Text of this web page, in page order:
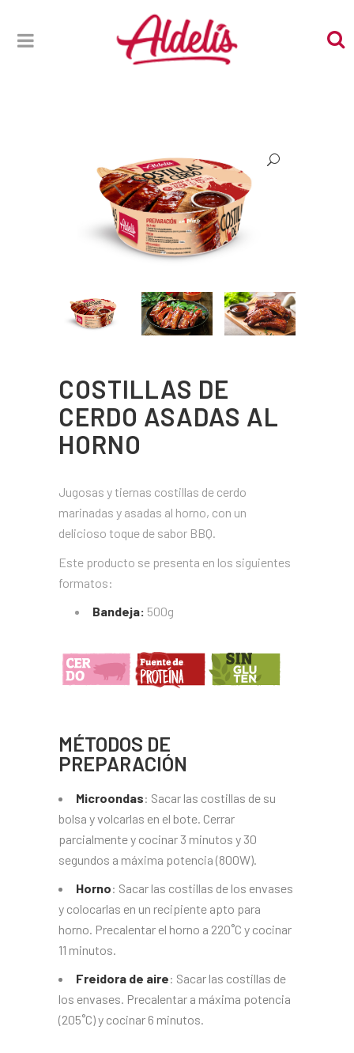
COSTILLAS DE
CERDO ASADAS AL
HORNO
Jugosas y tiernas costillas de cerdo
marinadas y asadas al horno, con un
delicioso toque de sabor BBQ.
Este producto se presenta en los siguientes
formatos:
Bandeja: 500g
MÉTODOS DE
PREPARACIÓN
Microondas: Sacar las costillas de su
bolsa y volcarlas en el bote. Cerrar
parcialmente y cocinar 3 minutos y 30
segundos a máxima potencia (800W).
Horno: Sacar las costillas de los envases
y colocarlas en un recipiente apto para
horno. Precalentar el horno a 220˚C y cocinar
11 minutos.
Freidora de aire: Sacar las costillas de
los envases. Precalentar a máxima potencia
(205˚C) y cocinar 6 minutos.